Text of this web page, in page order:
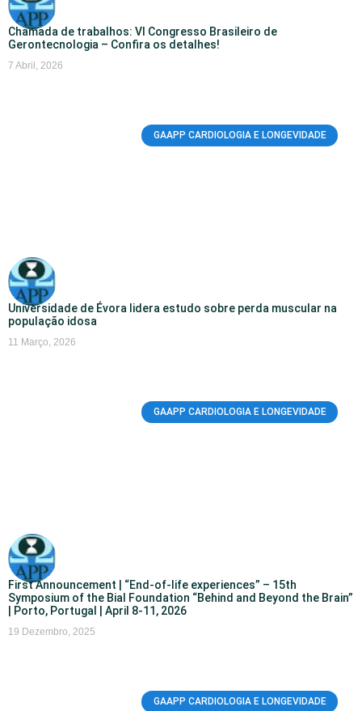
Chamada de trabalhos: VI Congresso Brasileiro de
Gerontecnologia – Confira os detalhes!
7 Abril, 2026
GAAPP CARDIOLOGIA E LONGEVIDADE
Universidade de Évora lidera estudo sobre perda muscular na
população idosa
11 Março, 2026
GAAPP CARDIOLOGIA E LONGEVIDADE
First Announcement | “End-of-life experiences” – 15th
Symposium of the Bial Foundation “Behind and Beyond the Brain”
| Porto, Portugal | April 8-11, 2026
19 Dezembro, 2025
GAAPP CARDIOLOGIA E LONGEVIDADE